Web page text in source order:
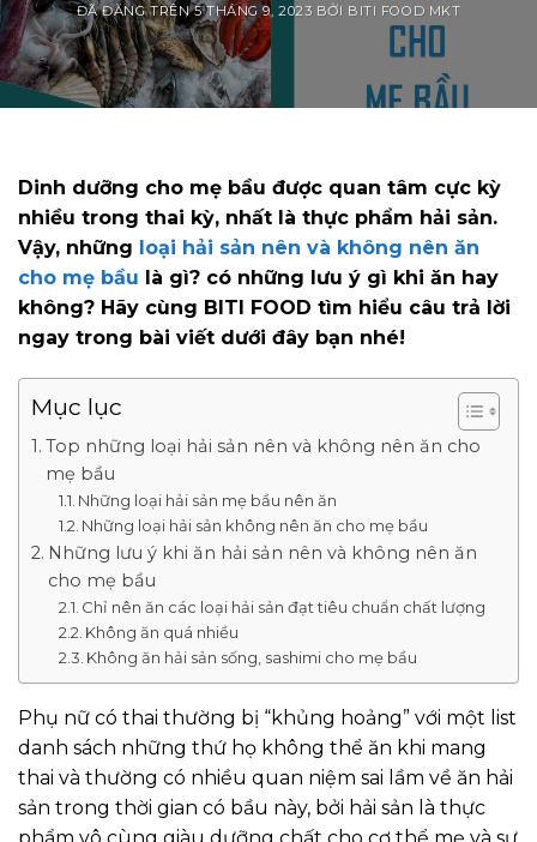
ĐÃ ĐĂNG TRÊN5 THÁNG 9, 2023 BỞI BITI FOOD MKT
Dinh dưỡng cho mẹ bầu được quan tâm cực kỳ
nhiều trong thai kỳ, nhất là thực phẩm hải sản.
Vậy, những loại hải sản nên và không nên ăn
cho mẹ bầu là gì? có những lưu ý gì khi ăn hay
không? Hãy cùng BITI FOOD tìm hiểu câu trả lời
ngay trong bài viết dưới đây bạn nhé!
Mục lục
Top những loại hải sản nên và không nên ăn cho
mẹ bầu
Những loại hải sản mẹ bầu nên ăn
Những loại hải sản không nên ăn cho mẹ bầu
Những lưu ý khi ăn hải sản nên và không nên ăn
cho mẹ bầu
Chỉ nên ăn các loại hải sản đạt tiêu chuẩn chất lượng
Không ăn quá nhiều
Không ăn hải sản sống, sashimi cho mẹ bầu
Phụ nữ có thai thường bị “khủng hoảng” với một list
danh sách những thứ họ không thể ăn khi mang
thai và thường có nhiều quan niệm sai lầm về ăn hải
sản trong thời gian có bầu này, bởi hải sản là thực